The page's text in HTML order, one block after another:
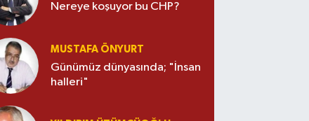
Nereye koşuyor bu CHP?
MUSTAFA ÖNYURT
Günümüz dünyasında; "İnsan
halleri"